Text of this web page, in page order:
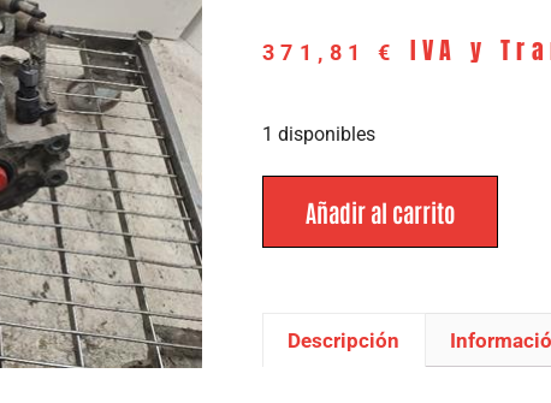
371,81 € IVA y
1 disponibles
Añadir al carrito
Descripción